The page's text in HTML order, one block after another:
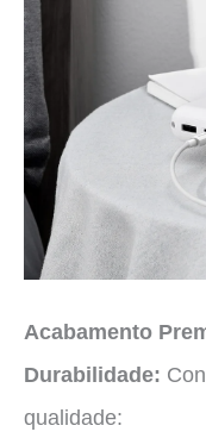
Acabamento
Durabilidade:
qualidade: